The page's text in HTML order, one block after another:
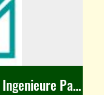
Simon & Stuckart Beratende Ingenieure PartGmbB